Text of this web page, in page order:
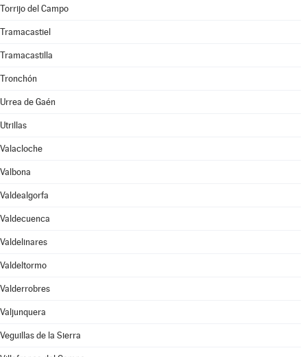
Torrijo del Campo
Tramacastiel
Tramacastilla
Tronchón
Urrea de Gaén
Utrillas
Valacloche
Valbona
Valdealgorfa
Valdecuenca
Valdelinares
Valdeltormo
Valderrobres
Valjunquera
Veguillas de la Sierra